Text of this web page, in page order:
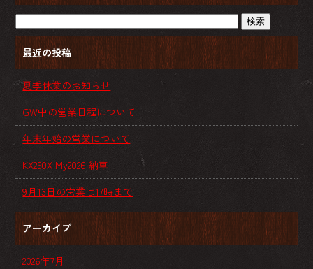
最近の投稿
夏季休業のお知らせ
GW中の営業日程について
年末年始の営業について
KX250X My2026 納車
9月13日の営業は17時まで
アーカイブ
2026年7月